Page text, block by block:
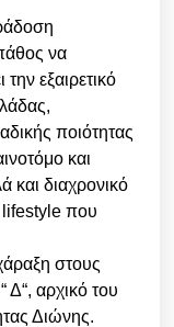
να
εξαιρετικό
ποιότητας
και
και διαχρονικό
lifestyle που
στους
Δ“, αρχικό του
Διώνης.